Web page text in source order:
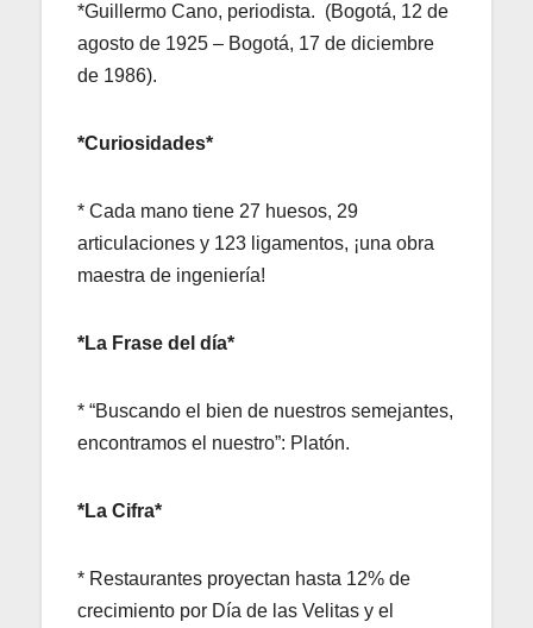
*Guillermo Cano, periodista. (Bogotá, 12 de
agosto de 1925 – Bogotá, 17 de diciembre
de 1986).
*Curiosidades*
* Cada mano tiene 27 huesos, 29
articulaciones y 123 ligamentos, ¡una obra
maestra de ingeniería!
*La Frase del día*
* “Buscando el bien de nuestros semejantes,
encontramos el nuestro”: Platón.
*La Cifra*
* Restaurantes proyectan hasta 12% de
crecimiento por Día de las Velitas y el